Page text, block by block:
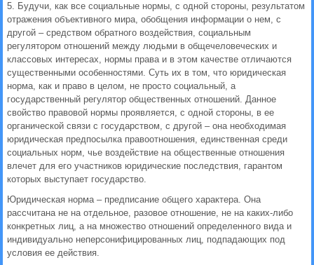
5. Будучи, как все социальные нормы, с одной стороны, результатом
отражения объективного мира, обобщения информации о нем, с
другой – средством обратного воздействия, социальным
регулятором отношений между людьми в общечеловеческих и
классовых интересах, нормы права и в этом качестве отличаются
существенными особенностями. Суть их в том, что юридическая
норма, как и право в целом, не просто социальный, а
государственный регулятор общественных отношений. Данное
свойство правовой нормы проявляется, с одной стороны, в ее
органической связи с государством, с другой – она необходимая
юридическая предпосылка правоотношения, единственная среди
социальных норм, чье воздействие на общественные отношения
влечет для его участников юридические последствия, гарантом
которых выступает государство.
Юридическая норма – предписание общего характера. Она
рассчитана не на отдельное, разовое отношение, не на каких-либо
конкретных лиц, а на множество отношений определенного вида и
индивидуально неперсонифицированных лиц, подпадающих под
условия ее действия.